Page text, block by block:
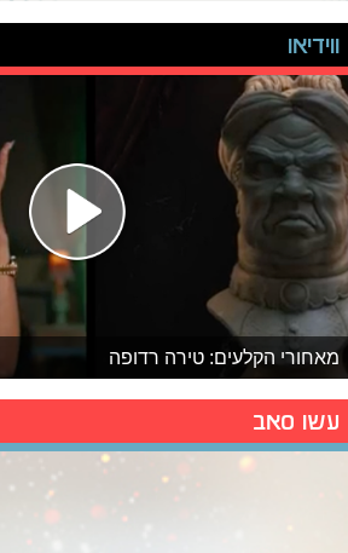
ווידיאו
מאחורי הקלעים: טירה רדופה
עשו סאב